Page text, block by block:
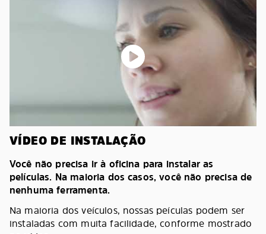
VÍDEO DE INSTALAÇÃO
Você não precisa ir à oficina para instalar as
películas. Na maioria dos casos, você não precisa de
nenhuma ferramenta.
Na maioria dos veículos, nossas peículas podem ser
instaladas com muita facilidade, conforme mostrado